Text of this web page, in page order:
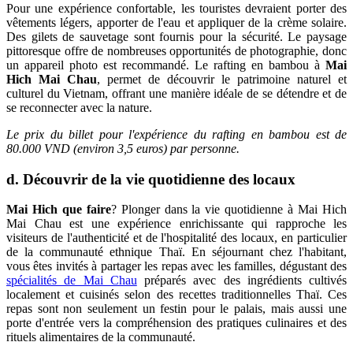
Pour une expérience confortable, les touristes devraient porter des
vêtements légers, apporter de l'eau et appliquer de la crème solaire.
Des gilets de sauvetage sont fournis pour la sécurité. Le paysage
pittoresque offre de nombreuses opportunités de photographie, donc
un appareil photo est recommandé. Le rafting en bambou à Mai
Hich Mai Chau, permet de découvrir le patrimoine naturel et
culturel du Vietnam, offrant une manière idéale de se détendre et de
se reconnecter avec la nature.
Le prix du billet pour l'expérience du rafting en bambou est de
80.000 VND (environ 3,5 euros) par personne.
d. Découvrir de la vie quotidienne des locaux
Mai Hich que faire? Plonger dans la vie quotidienne à Mai Hich
Mai Chau est une expérience enrichissante qui rapproche les
visiteurs de l'authenticité et de l'hospitalité des locaux, en particulier
de la communauté ethnique Thaï. En séjournant chez l'habitant,
vous êtes invités à partager les repas avec les familles, dégustant des
spécialités de Mai Chau préparés avec des ingrédients cultivés
localement et cuisinés selon des recettes traditionnelles Thaï. Ces
repas sont non seulement un festin pour le palais, mais aussi une
porte d'entrée vers la compréhension des pratiques culinaires et des
rituels alimentaires de la communauté.